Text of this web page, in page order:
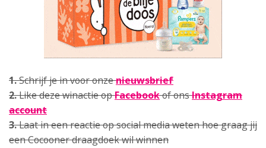
1.Schrijf je in voor onzenieuwsbrief
2.Like deze winactie opFacebookof onsInstagram
account
3.Laat in een reactie op social media weten hoe graag jij
een Cocooner draagdoek wil winnen